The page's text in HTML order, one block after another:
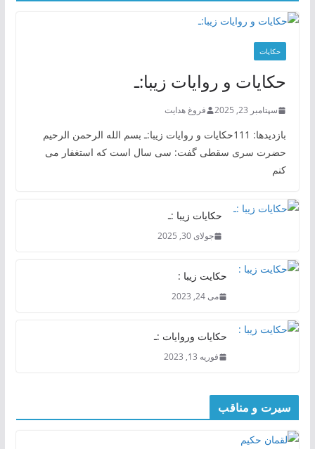
حکایات
حکایات و روایات زیبا:ـ
سپتامبر 23, 2025 فروغ هدایت
بازدیدها: 111حکایات و روایات زیبا:ـ بسم الله الرحمن الرحیم
حضرت سری سقطی گفت: سی سال است که استغفار می
کنم
حکایات زیبا :ـ
جولای 30, 2025
حکایت زیبا :
می 24, 2023
حکایات وروایات :ـ
فوریه 13, 2023
سیرت و مناقب